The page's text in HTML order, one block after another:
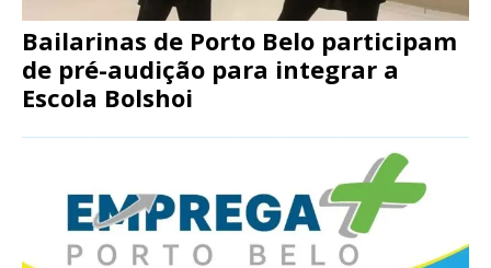
Bailarinas de Porto Belo participam
de pré-audição para integrar a
Escola Bolshoi